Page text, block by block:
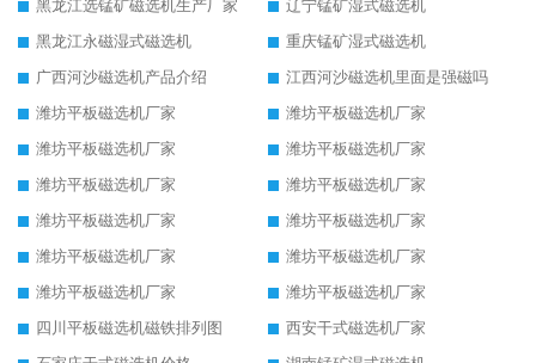
黑龙江选锰矿磁选机生产厂家
辽宁锰矿湿式磁选机
黑龙江永磁湿式磁选机
重庆锰矿湿式磁选机
广西河沙磁选机产品介绍
江西河沙磁选机里面是强磁吗
潍坊平板磁选机厂家
潍坊平板磁选机厂家
潍坊平板磁选机厂家
潍坊平板磁选机厂家
潍坊平板磁选机厂家
潍坊平板磁选机厂家
潍坊平板磁选机厂家
潍坊平板磁选机厂家
潍坊平板磁选机厂家
潍坊平板磁选机厂家
潍坊平板磁选机厂家
潍坊平板磁选机厂家
四川平板磁选机磁铁排列图
西安干式磁选机厂家